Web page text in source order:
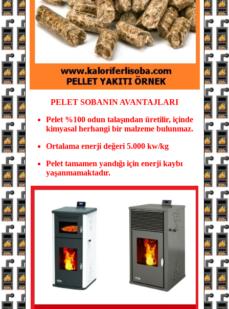
PELET SOBANIN AVANTAJLARI
Pelet %100 odun talaşından üretilir, içinde
kimyasal herhangi bir malzeme bulunmaz.
Ortalama enerji değeri 5.000 kw/kg
Pelet tamamen yandığı için enerji kaybı
yaşanmamaktadır.